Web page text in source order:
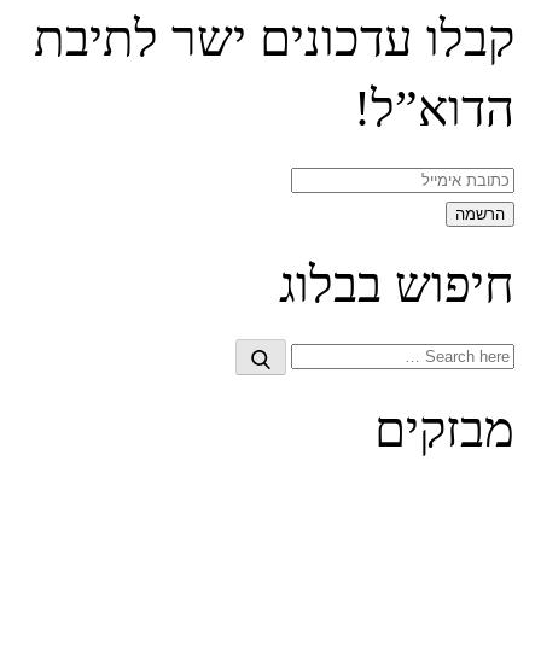
קבלו עדכונים ישר לתיבת
הדוא”ל!
חיפוש בבלוג
Search
Search
מבזקים